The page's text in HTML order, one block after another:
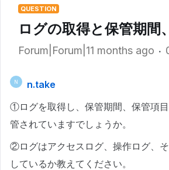
QUESTION
ログの取得と保管期間
Forum|Forum|11 months ago
N
n.take
①ログを取得し、保管期間、保管項
管されていますでしょうか。
②ログはアクセスログ、操作ログ、
しているか教えてください。